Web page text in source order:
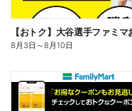
8月3日 ～8月10日